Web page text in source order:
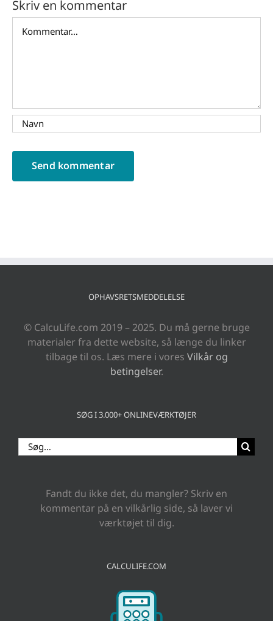
Skriv en kommentar
OPHAVSRETSMEDDELELSE
© CalcuLife.com 2019 – 2025. Du må gerne bruge
materialer fra dette website, så længe du linker
tilbage til os. Læs mere i vores Vilkår og
betingelser.
SØG I 3.000+ ONLINEVÆRKTØJER
Søg
efter:
Fandt du ikke det, du mangler? Skriv en
kommentar på en vilkårlig side, så laver vi
værktøjet til dig.
CALCULIFE.COM